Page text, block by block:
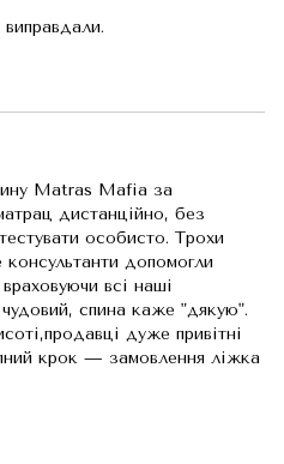
Matras Mafia за
дистанційно, без
особисто. Трохи
допомогли
всі наші
спина каже "дякую".
дуже привітні
крок — замовлення ліжка